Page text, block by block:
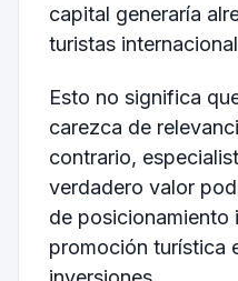
capital generaría
turistas
Esto no significa
carezca de
contrario,
verdadero valor
de posicionamiento
promoción turística